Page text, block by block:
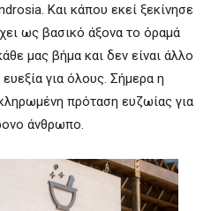
Και κάπου εκεί ξεκίνησε
ως βασικό άξονα το όραμά
μας βήμα και δεν είναι άλλο
για όλους. Σήμερα η
πρόταση ευζωίας για
άνθρωπο.